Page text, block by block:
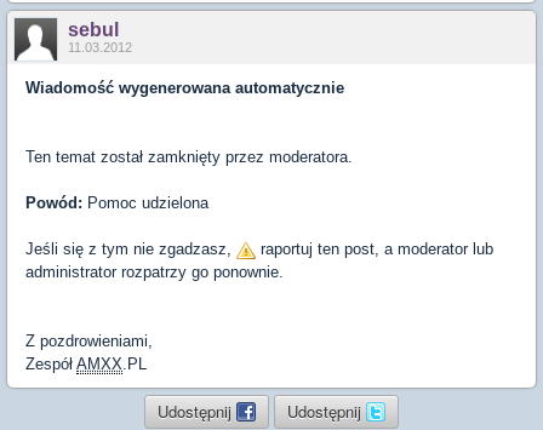
sebul
11.03.2012
Wiadomość wygenerowana automatycznie
Ten temat został zamknięty przez moderatora.
Powód: Pomoc udzielona
Jeśli się z tym nie zgadzasz,
raportuj ten post, a moderator lub
administrator rozpatrzy go ponownie.
Z pozdrowieniami,
Zespół AMXX.PL
Udostępnij Udostępnij